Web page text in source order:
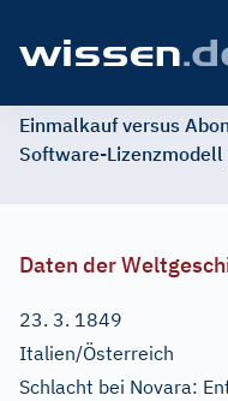
Einmalkauf versus
Software-
Daten der
23. 3. 1849
Italien/Österreich
Schlacht bei Novara: